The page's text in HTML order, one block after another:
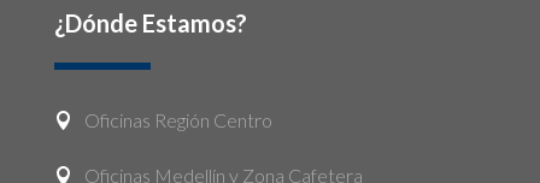
¿Dónde Estamos?
 Oficinas Región Centro
 Oficinas Medellín y Zona Cafetera